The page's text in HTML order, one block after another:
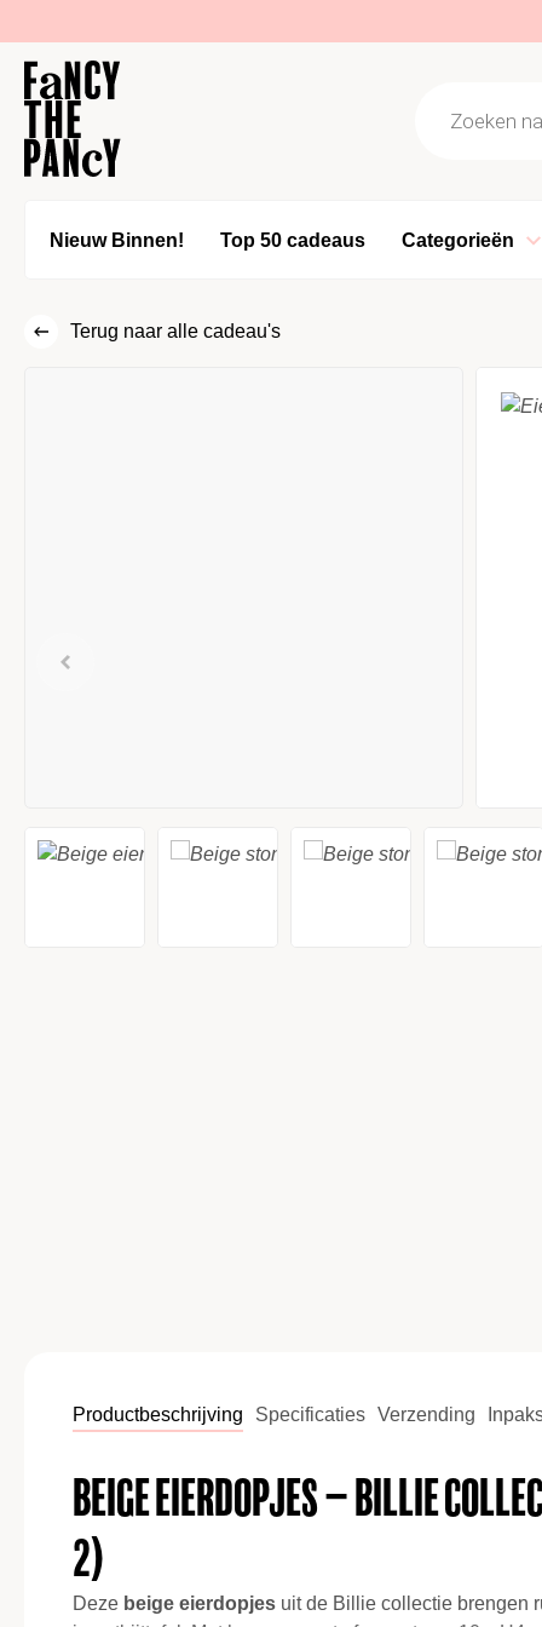
Nieuw Binnen! Top 50 cadeaus Categorieën
Terug naar alle cadeau's
Productbeschrijving Specificaties Verzending
Beige eierdopjes – Billie
2)
Deze beige eierdopjes uit de Billie collectie brengen